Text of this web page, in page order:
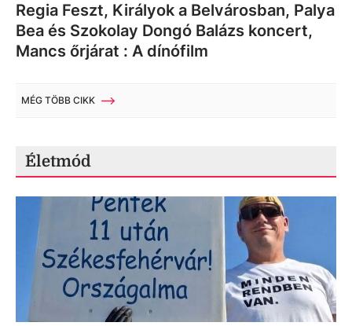
Regia Feszt, Királyok a Belvárosban, Palya
Bea és Szokolay Dongó Balázs koncert,
Mancs őrjárat : A dínófilm
MÉG TÖBB CIKK
Életmód